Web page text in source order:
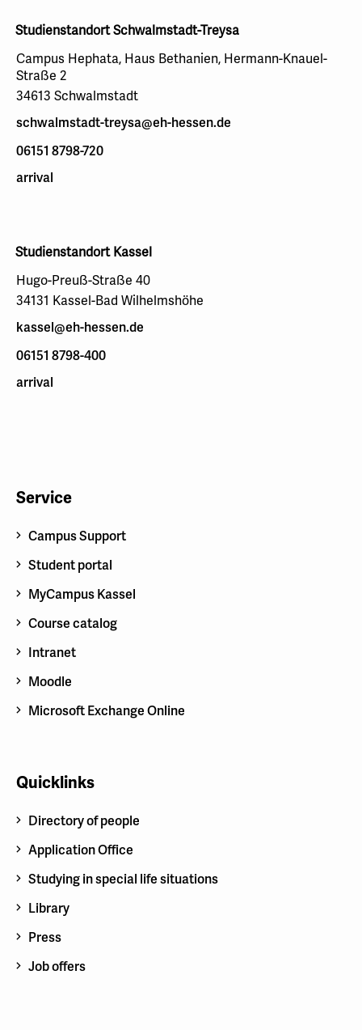
Studienstandort Schwalmstadt-Treysa
Campus Hephata, Haus Bethanien, Hermann-Knauel-
Straße 2
34613 Schwalmstadt
schwalmstadt-treysa@eh-hessen.de
06151 8798-720
arrival
Studienstandort Kassel
Hugo-Preuß-Straße 40
34131 Kassel-Bad Wilhelmshöhe
kassel@eh-hessen.de
06151 8798-400
arrival
Service
Campus Support
Student portal
MyCampus Kassel
Course catalog
Intranet
Moodle
Microsoft Exchange Online
Quicklinks
Directory of people
Application Office
Studying in special life situations
Library
Press
Job offers